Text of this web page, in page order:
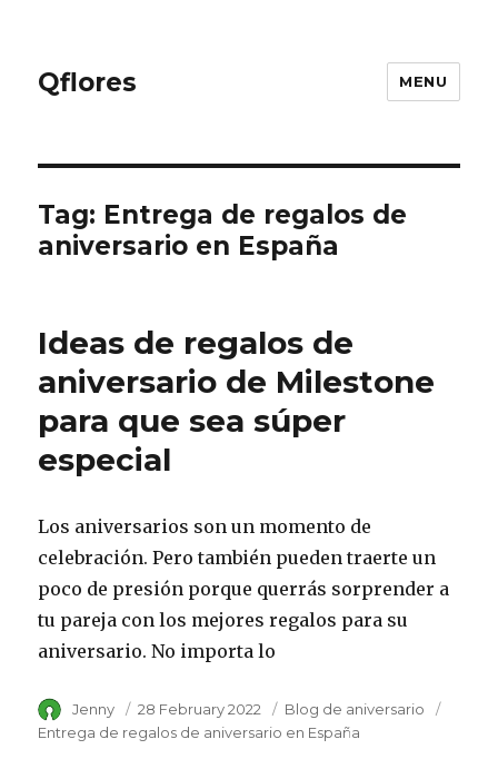
Qflores MENU
Tag: Entrega de regalos de
aniversario en España
Ideas de regalos de
aniversario de Milestone
para que sea súper
especial
Los aniversarios son un momento de
celebración. Pero también pueden traerte un
poco de presión porque querrás sorprender a
tu pareja con los mejores regalos para su
aniversario. No importa lo
Author
Jenny
Posted
on
28 February 2022 Category
Blog de aniversario
Entrega de regalos de aniversario en España